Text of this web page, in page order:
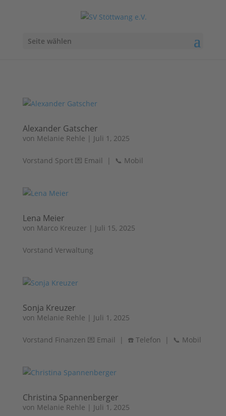
Seite wählen
Alexander Gatscher
von Melanie Rehle | Juli 1, 2025
Vorstand Sport 💌 Email | 📞 Mobil
Lena Meier
von Marco Kreuzer | Juli 15, 2025
Vorstand Verwaltung
Sonja Kreuzer
von Melanie Rehle | Juli 1, 2025
Vorstand Finanzen 💌 Email | ☎️ Telefon | 📞 Mobil
Christina Spannenberger
von Melanie Rehle | Juli 1, 2025